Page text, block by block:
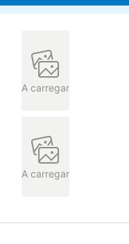
A carregar
A carregar